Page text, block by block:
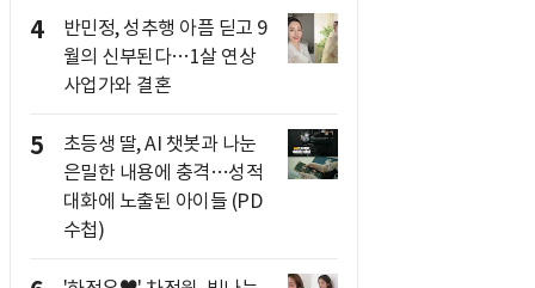
4
반민정, 성추행 아픔 딛고 9
월의 신부된다…1살 연상
사업가와 결혼
5
초등생 딸, AI 챗봇과 나눈
은밀한 내용에 충격…성적
대화에 노출된 아이들 (PD
수첩)